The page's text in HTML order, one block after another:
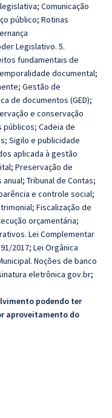
Comunicação
público; Rotinas
Legislativo. 5.
fundamentais de
documental;
Gestão de
de documentos (GED);
e conservação
Cadeia de
Sigilo e publicidade
aplicada à gestão
Preservação de
Tribunal de Contas;
e controle social;
Fiscalização de
orçamentária;
Lei Complementar
2017; Lei Orgânica
Noções de banco
eletrônica gov.br;
podendo ter
aproveitamento do